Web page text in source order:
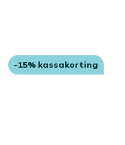
-15% kassakorting